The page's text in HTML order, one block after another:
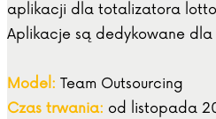
aplikacji dla totalizatora
Aplikacje są dedykowane dla
Model: Team Outsourcing
Czas trwania: od listopada